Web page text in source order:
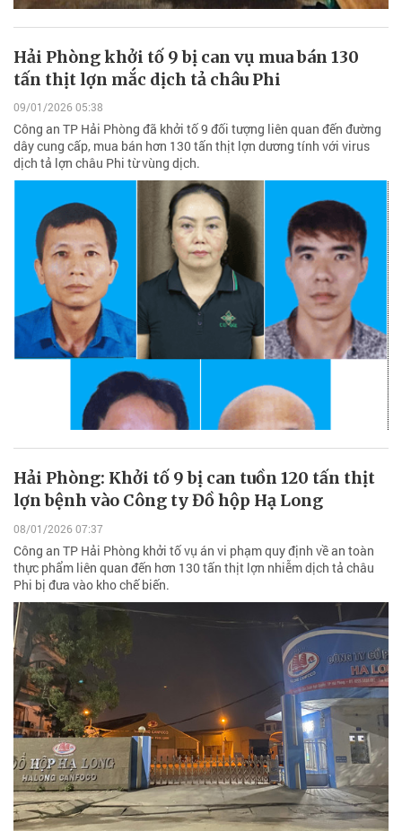
Hải Phòng khởi tố 9 bị can vụ mua bán 130
tấn thịt lợn mắc dịch tả châu Phi
09/01/2026 05:38
Công an TP Hải Phòng đã khởi tố 9 đối tượng liên quan đến đường
dây cung cấp, mua bán hơn 130 tấn thịt lợn dương tính với virus
dịch tả lợn châu Phi từ vùng dịch.
Hải Phòng: Khởi tố 9 bị can tuồn 120 tấn thịt
lợn bệnh vào Công ty Đồ hộp Hạ Long
08/01/2026 07:37
Công an TP Hải Phòng khởi tố vụ án vi phạm quy định về an toàn
thực phẩm liên quan đến hơn 130 tấn thịt lợn nhiễm dịch tả châu
Phi bị đưa vào kho chế biến.